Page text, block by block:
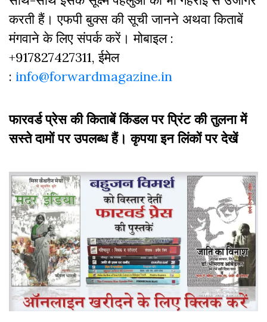
करती हैं। एफपी बुक्‍स की सूची जानने अथवा किताबें
मंगवाने के लिए संपर्क करें। मोबाइल :
+917827427311, ईमेल
: info@forwardmagazine.in
फारवर्ड प्रेस की किताबें किंडल पर प्रिंट की तुलना में
सस्ते दामों पर उपलब्ध हैं। कृपया इन लिंकों पर देखें